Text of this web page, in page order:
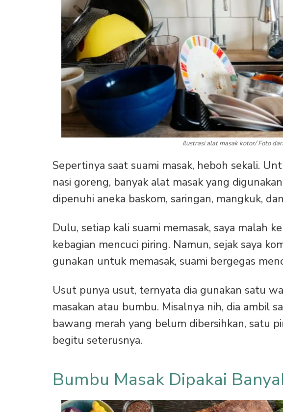
Ilustrasi alat masak kotor/ Foto
Sepertinya saat suami masak, heboh sekali.
nasi goreng, banyak alat masak yang
dipenuhi aneka baskom, saringan, mangkuk,
Dulu, setiap kali suami memasak, saya malah
kebagian mencuci piring. Namun, sejak saya
gunakan untuk memasak, suami bergegas
Usut punya usut, ternyata dia gunakan satu
masakan atau bumbu. Misalnya nih, dia ambil
bawang merah yang belum dibersihkan, satu
begitu seterusnya.
Bumbu Masak Dipakai